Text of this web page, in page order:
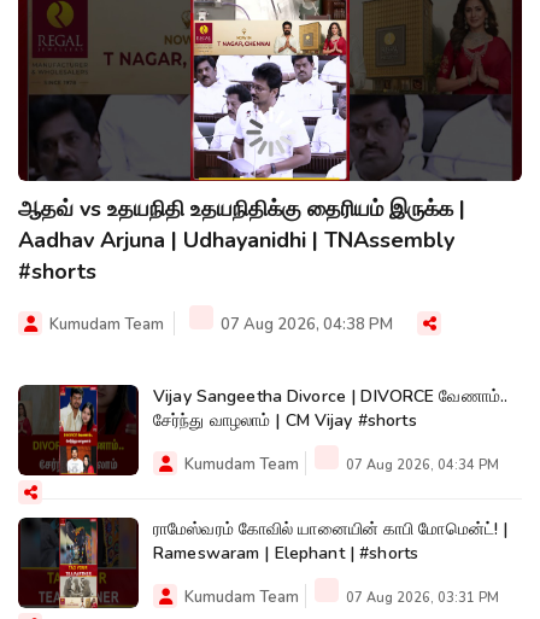
ஆதவ் vs உதயநிதி உதயநிதிக்கு தைரியம் இருக்க |
Aadhav Arjuna | Udhayanidhi | TNAssembly
#shorts
Kumudam Team 07 Aug 2026, 04:38 PM
Vijay Sangeetha Divorce | DIVORCE வேணாம்..
சேர்ந்து வாழலாம் | CM Vijay #shorts
Kumudam Team 07 Aug 2026, 04:34 PM
ராமேஸ்வரம் கோவில் யானையின் காபி மோமென்ட்! |
Rameswaram | Elephant | #shorts
Kumudam Team 07 Aug 2026, 03:31 PM